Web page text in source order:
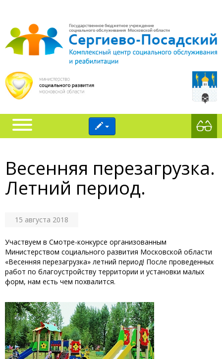
Весенняя перезагрузка.
Летний период.
15 августа 2018
Участвуем в Смотре-конкурсе организованным
Министерством социального развития Московской области
«Весенняя перезагрузка» летний период! После проведенных
работ по благоустройству территории и установки малых
форм, нам есть чем похвалится.